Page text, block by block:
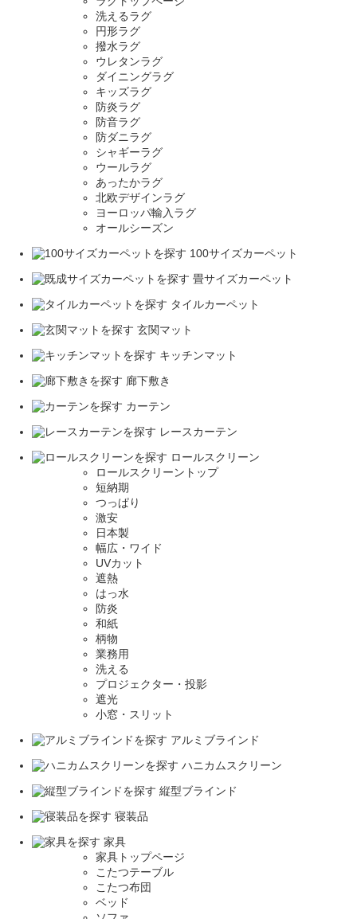
洗えるラグ
円形ラグ
撥水ラグ
ウレタンラグ
ダイニングラグ
キッズラグ
防炎ラグ
防音ラグ
防ダニラグ
シャギーラグ
ウールラグ
あったかラグ
北欧デザインラグ
ヨーロッパ輸入ラグ
オールシーズン
100サイズカーペット
畳サイズカーペット
タイルカーペット
玄関マット
キッチンマット
廊下敷き
カーテン
レースカーテン
ロールスクリーン
ロールスクリーントップ
短納期
つっぱり
激安
日本製
幅広・ワイド
UVカット
遮熱
はっ水
防炎
和紙
柄物
業務用
洗える
プロジェクター・投影
遮光
小窓・スリット
アルミブラインド
ハニカムスクリーン
縦型ブラインド
寝装品
家具
家具トップページ
こたつテーブル
こたつ布団
ベッド